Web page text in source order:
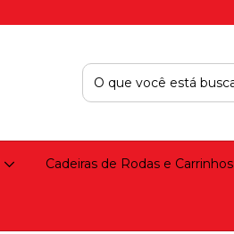
Cadeiras de Rodas e Carrinhos